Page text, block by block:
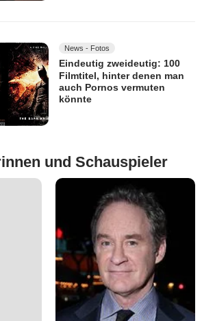
News - Fotos
Eindeutig zweideutig: 100
Filmtitel, hinter denen man
auch Pornos vermuten
könnte
und Schauspieler